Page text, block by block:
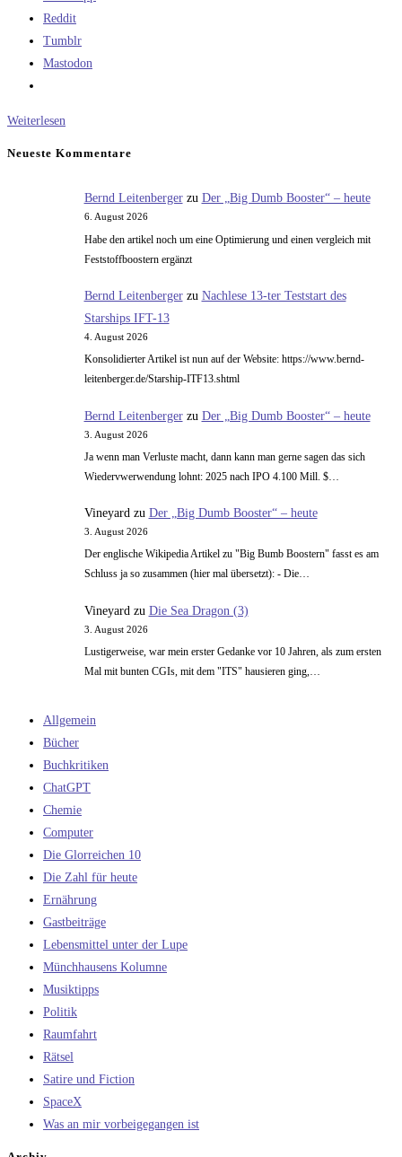
Reddit
Tumblr
Mastodon
Weiterlesen
Space
Shuttle
Apollo-
Neueste Kommentare
Bernd Leitenbergerzu Der „Big Dumb Booster“ – heute
6. August 2026
Habe den artikel noch um eine Optimierung und einen vergleich mit
Feststoffboostern ergänzt
Bernd Leitenbergerzu Nachlese 13-ter Teststart des
Starships IFT-13
4. August 2026
Konsolidierter Artikel ist nun auf der Website: https://www.bernd-
leitenberger.de/Starship-ITF13.shtml
Bernd Leitenbergerzu Der „Big Dumb Booster“ – heute
3. August 2026
Ja wenn man Verluste macht, dann kann man gerne sagen das sich
Wiedervwerwendung lohnt: 2025 nach IPO 4.100 Mill. $…
Vineyardzu Der „Big Dumb Booster“ – heute
3. August 2026
Der englische Wikipedia Artikel zu "Big Bumb Boostern" fasst es am
Schluss ja so zusammen (hier mal übersetzt): - Die…
Vineyard zu Die Sea Dragon (3)
3. August 2026
Lustigerweise, war mein erster Gedanke vor 10 Jahren, als zum ersten
Mal mit bunten CGIs, mit dem "ITS" hausieren ging,…
Allgemein
Bücher
Buchkritiken
ChatGPT
Chemie
Computer
Die Glorreichen 10
Die Zahl für heute
Ernährung
Gastbeiträge
Lebensmittel unter der Lupe
Münchhausens Kolumne
Musiktipps
Politik
Raumfahrt
Rätsel
Satire und Fiction
SpaceX
Was an mir vorbeigegangen ist